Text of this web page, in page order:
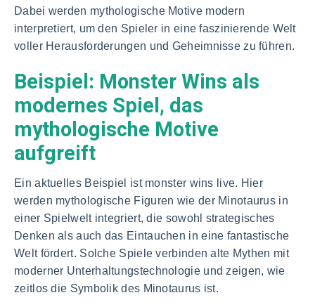
Dabei werden mythologische Motive modern
interpretiert, um den Spieler in eine faszinierende Welt
voller Herausforderungen und Geheimnisse zu führen.
Beispiel: Monster Wins als
modernes Spiel, das
mythologische Motive
aufgreift
Ein aktuelles Beispiel ist monster wins live. Hier
werden mythologische Figuren wie der Minotaurus in
einer Spielwelt integriert, die sowohl strategisches
Denken als auch das Eintauchen in eine fantastische
Welt fördert. Solche Spiele verbinden alte Mythen mit
moderner Unterhaltungstechnologie und zeigen, wie
zeitlos die Symbolik des Minotaurus ist.